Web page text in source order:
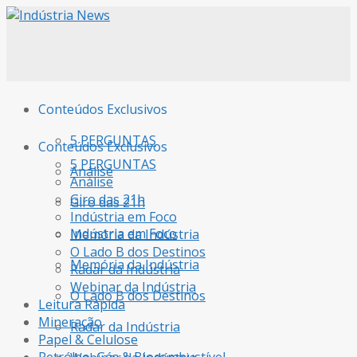
Conteúdos Exclusivos
5 PERGUNTAS
Análise
Giro das 21h
Indústria em Foco
Memória da Indústria
O Lado B dos Destinos
Radar da Indústria
Conteúdos Exclusivos
5 PERGUNTAS
Análise
Giro das 21h
Indústria em Foco
Memória da Indústria
O Lado B dos Destinos
Radar da Indústria
Webinar da Indústria
Leitura Rápida
Mineração
Papel & Celulose